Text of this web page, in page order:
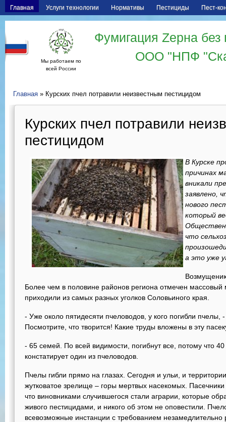
Главная Услуги технологии Нормативы Пестициды Пест-
Мы работаем по
всей России
Фумигация Zерна
ООО "НПФ
Главная » Курских пчел потравили неизвестным пестицидом
Курских пчел потравили
пестицидом
В Курске
причинах
вникали
заявлено,
нового
который
что
а это уже
Более чем в половине районов региона отмечен
приходили из самых разных уголков Соловьиного края.
- Уже около пятидесяти пчеловодов, у кого погибли
Посмотрите, что творится! Какие труды вложены в эту
- 65 семей. По всей видимости, погибнут все, потому что
констатирует один из пчеловодов.
Пчелы гибли прямо на глазах. Сегодня и ульи, и
жутковатое зрелище – горы мертвых насекомых.
что виновниками случившегося стали аграрии, которые
живого пестицидами, и никого об этом не оповестили.
всевозможные инстанции с требованием незамедлительно